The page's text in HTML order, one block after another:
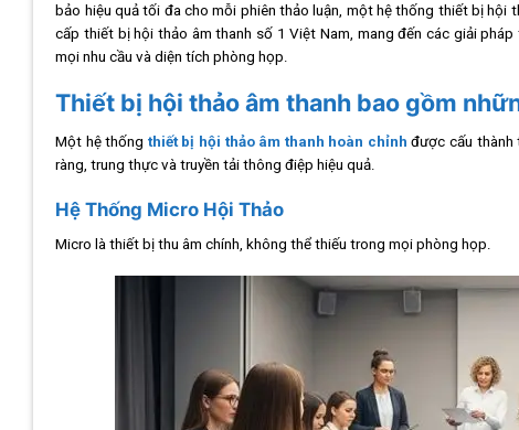
bảo hiệu quả tối đa cho mỗi phiên thảo luận, một hệ thống thiết bị
cấp thiết bị hội thảo âm thanh số 1 Việt Nam, mang đến các giải
mọi nhu cầu và diện tích phòng họp.
Thiết bị hội thảo âm thanh bao gồm
Một hệ thống thiết bị hội thảo âm thanh hoàn chỉnh được cấu thành
ràng, trung thực và truyền tải thông điệp hiệu quả.
Hệ Thống Micro Hội Thảo
Micro là thiết bị thu âm chính, không thể thiếu trong mọi phòng họp.